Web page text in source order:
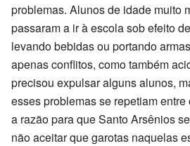
problemas. Alunos de idade muito
passaram a ir à escola sob efeito
levando bebidas ou portando
apenas conflitos, como também
precisou expulsar alguns alunos,
esses problemas se repetiam
a razão para que Santo Arsênios
não aceitar que garotas naquelas